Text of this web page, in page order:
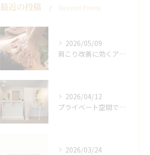
最近の投稿 Recent Posts
2026/05/09
肩こり改善に効くアロマリンパの手技と効果
2026/04/12
プライベート空間で極上アロマリンパケアの効果
2026/03/24